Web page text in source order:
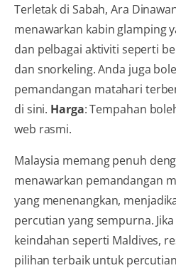
Terletak di Sabah, Ara
menawarkan kabin glamping
dan pelbagai aktiviti seperti
dan snorkeling. Anda juga
pemandangan matahari
di sini. Harga: Tempahan
web rasmi.
Malaysia memang penuh
menawarkan pemandangan
yang menenangkan,
percutian yang sempurna.
keindahan seperti Maldives,
pilihan terbaik untuk